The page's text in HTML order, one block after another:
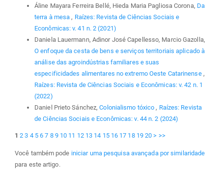
Áline Mayara Ferreira Bellé, Hieda Maria Pagliosa Corona, Da
terra à mesa , Raízes: Revista de Ciências Sociais e
Econômicas: v. 41 n. 2 (2021)
Daniela Lauermann, Adinor José Capellesso, Marcio Gazolla,
O enfoque da cesta de bens e serviços territoriais aplicado à
análise das agroindústrias familiares e suas
especificidades alimentares no extremo Oeste Catarinense ,
Raízes: Revista de Ciências Sociais e Econômicas: v. 42 n. 1
(2022)
Daniel Prieto Sánchez,Colonialismo tóxico , Raízes: Revista
de Ciências Sociais e Econômicas: v. 44 n. 2 (2024)
1 2 3 4 5 6 7 8 9 10 11 12 13 14 15 16 17 18 19 20 > >>
Você também pode iniciar uma pesquisa avançada por similaridade
para este artigo.